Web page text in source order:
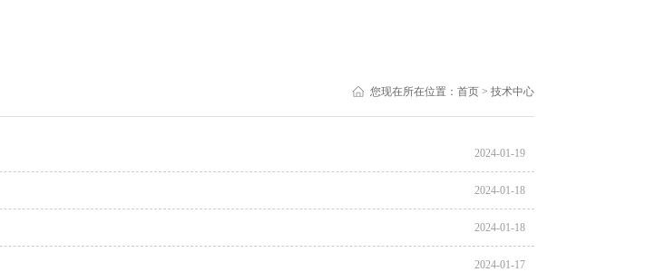
您现在所在位置： 首页 > 技术中心
2024-01-19
2024-01-18
2024-01-18
2024-01-17